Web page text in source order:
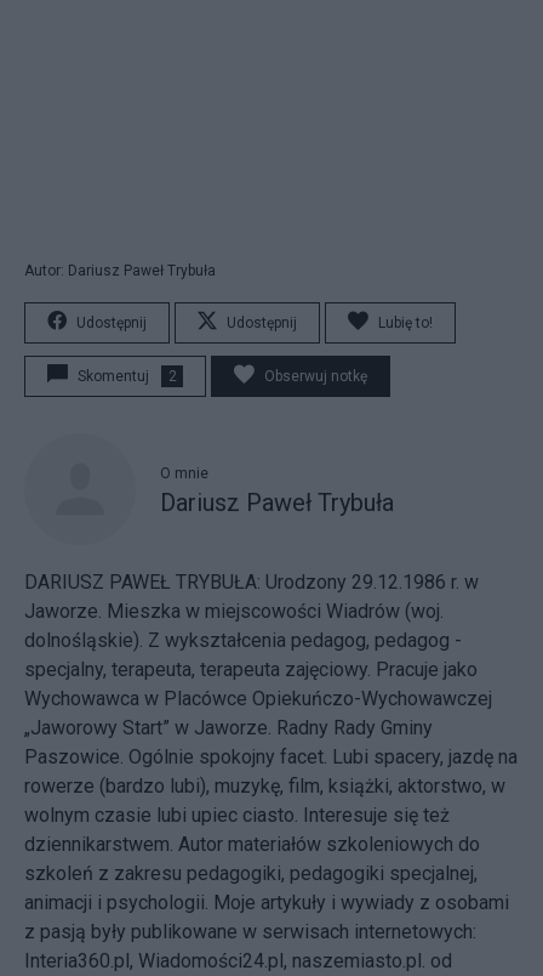
Autor: Dariusz Paweł Trybuła
Udostępnij Udostępnij Lubię to!
Skomentuj 2 Obserwuj notkę
O mnie
Dariusz Paweł Trybuła
DARIUSZ PAWEŁ TRYBUŁA: Urodzony 29.12.1986 r. w
Jaworze. Mieszka w miejscowości Wiadrów (woj.
dolnośląskie). Z wykształcenia pedagog, pedagog -
specjalny, terapeuta, terapeuta zajęciowy. Pracuje jako
Wychowawca w Placówce Opiekuńczo-Wychowawczej
„Jaworowy Start” w Jaworze. Radny Rady Gminy
Paszowice. Ogólnie spokojny facet. Lubi spacery, jazdę na
rowerze (bardzo lubi), muzykę, film, książki, aktorstwo, w
wolnym czasie lubi upiec ciasto. Interesuje się też
dziennikarstwem. Autor materiałów szkoleniowych do
szkoleń z zakresu pedagogiki, pedagogiki specjalnej,
animacji i psychologii. Moje artykuły i wywiady z osobami
z pasją były publikowane w serwisach internetowych:
Interia360.pl, Wiadomości24.pl, naszemiasto.pl. od